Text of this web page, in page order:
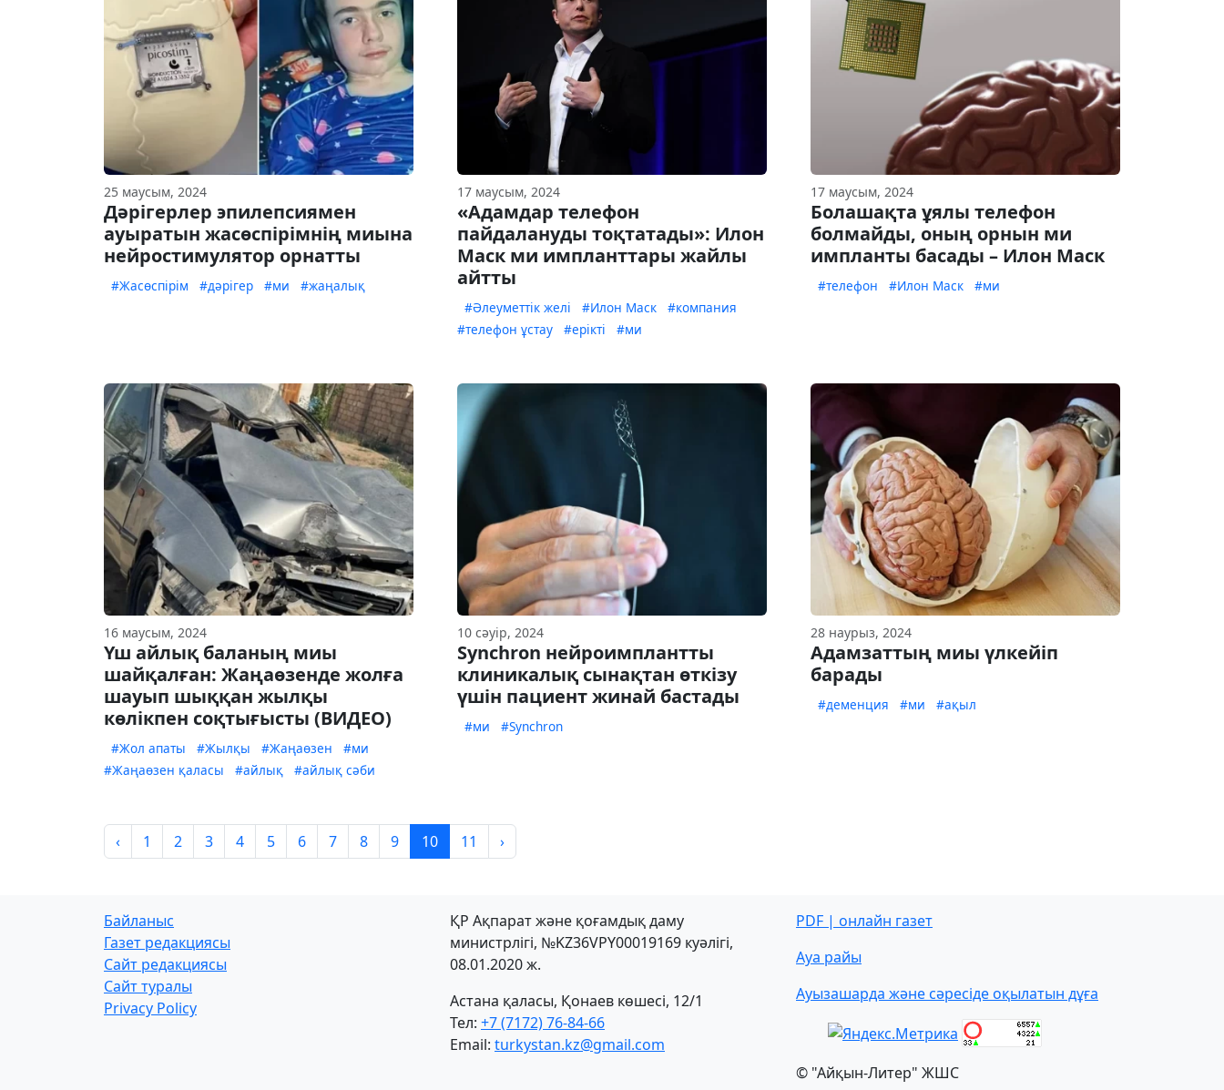
25 маусым, 2024
Дәрігерлер эпилепсиямен
ауыратын жасөспірімнің миына
нейростимулятор орнатты
#Жасөспірім #дәрігер #ми #жаңалық
17 маусым, 2024
«Адамдар телефон
пайдалануды тоқтатады»: Илон
Маск ми импланттары жайлы
айтты
#Әлеуметтік желі #Илон Маск
#компания
#телефон ұстау
#ерікті #ми
17 маусым, 2024
Болашақта ұялы телефон
болмайды, оның орнын ми
импланты басады – Илон Маск
#телефон #Илон Маск #ми
16 маусым, 2024
Үш айлық баланың миы
шайқалған: Жаңаөзенде жолға
шауып шыққан жылқы
көлікпен соқтығысты (ВИДЕО)
#Жол апаты #Жылқы #Жаңаөзен
#ми
#Жаңаөзен қаласы
#айлық #айлық сәби
10 сәуір, 2024
Synchron нейроимплантты
клиникалық сынақтан өткізу
үшін пациент жинай бастады
#ми #Synchron
28 наурыз, 2024
Адамзаттың миы үлкейіп
барады
#деменция #ми #ақыл
‹ 1 2 3 4 5 6 7 8 9 10 11 ›
Байланыс
Газет редакциясы
Сайт редакциясы
Сайт туралы
Privacy Policy
ҚР Ақпарат және қоғамдық даму
министрлігі, №KZ36VPY00019169 куәлігі,
08.01.2020 ж.
Астана қаласы, Қонаев көшесі, 12/1
Тел: +7 (7172) 76-84-66
Email: turkystan.kz@gmail.com
PDF | онлайн газет
Ауа райы
Ауызашарда және сәресіде оқылатын дұға
© "Айқын-Литер" ЖШС